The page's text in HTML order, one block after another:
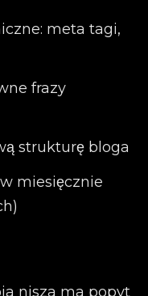
meta tagi,
frazy
strukturę bloga
miesięcznie
nisza ma popyt